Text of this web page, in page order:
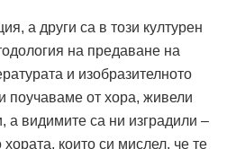
а други са в този културен
на предаване на
и изобразителното
поучаваме от хора, живели
а видимите са ни изградили –
които си мислел, че те